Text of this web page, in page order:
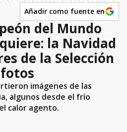
Añadir como fuente en
del Mundo
la Navidad
de la Selección
imágenes de las
algunos desde el frío
calor agento.